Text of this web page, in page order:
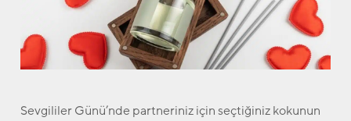
Sevgililer Günü’nde partneriniz için seçtiğiniz kokunun